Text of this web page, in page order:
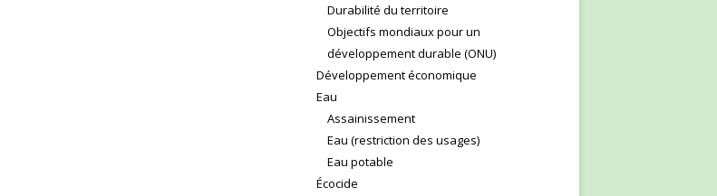
Durabilité du territoire
Objectifs mondiaux pour un
développement durable (ONU)
Développement économique
Eau
Assainissement
Eau (restriction des usages)
Eau potable
Écocide